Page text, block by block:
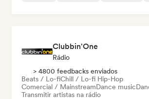
Clubbin'One
Rádio
> 4800 feedbacks enviados
Beats / Lo-fiChill / Lo-fi Hip-Hop
Comercial / MainstreamDance music
Transmitir artistas na rádio